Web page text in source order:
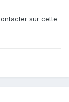
sur cette